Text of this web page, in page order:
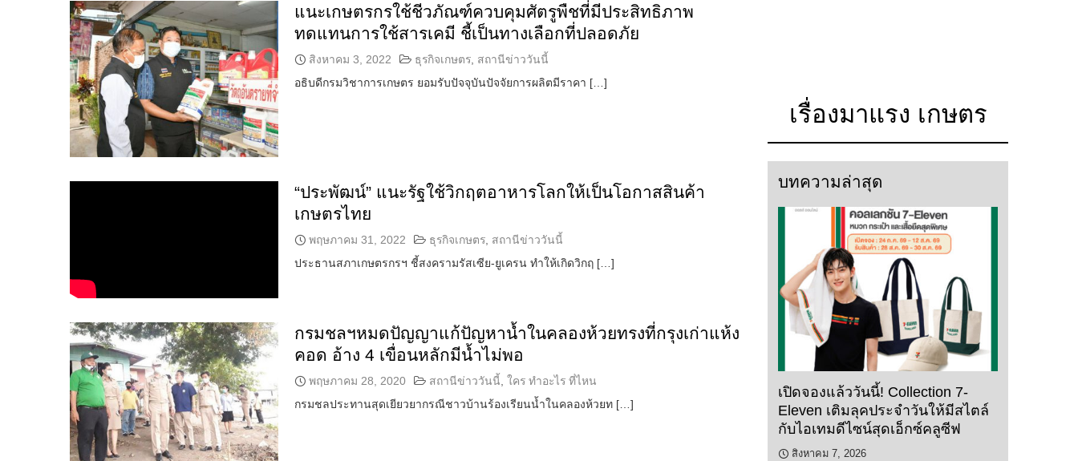
แนะเกษตรกรใช้ชีวภัณฑ์ควบคุมศัตรูพืชที่มีประสิทธิภาพ
ทดแทนการใช้สารเคมี ชี้เป็นทางเลือกที่ปลอดภัย
สิงหาคม 3, 2022 ธุรกิจเกษตร, สถานีข่าววันนี้
อธิบดีกรมวิชาการเกษตร ยอมรับปัจจุบันปัจจัยการผลิตมีราคา […]
“ประพัฒน์” แนะรัฐใช้วิกฤตอาหารโลกให้เป็นโอกาสสินค้า
เกษตรไทย
พฤษภาคม 31, 2022 ธุรกิจเกษตร, สถานีข่าววันนี้
ประธานสภาเกษตรกรฯ ชี้สงครามรัสเซีย-ยูเครน ทำให้เกิดวิกฤ […]
กรมชลฯหมดปัญญาแก้ปัญหาน้ำในคลองห้วยทรงที่กรุงเก่าแห้ง
คอด อ้าง 4 เขื่อนหลักมีน้ำไม่พอ
พฤษภาคม 28, 2020 สถานีข่าววันนี้ ใคร ทำอะไร ที่ไหน
กรมชลประทานสุดเยียวยากรณีชาวบ้านร้องเรียนน้ำในคลองห้วยท […]
เรื่องมาแรง เกษตร
บทความล่าสุด
เปิดจองแล้ววันนี้! Collection 7-
Eleven เติมลุคประจำวันให้มีสไตล์
กับไอเทมดีไซน์สุดเอ็กซ์คลูซีฟ
สิงหาคม 7, 2026